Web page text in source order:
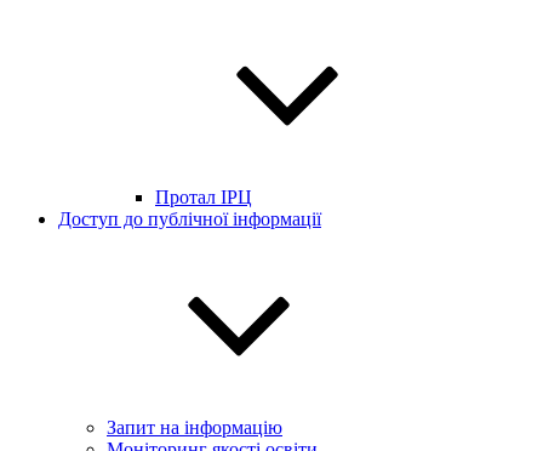
Протал ІРЦ
Доступ до публічної інформації
Запит на інформацію